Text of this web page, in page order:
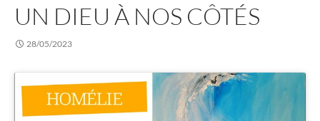
UN DIEU À NOS CÔTÉS
28/05/2023